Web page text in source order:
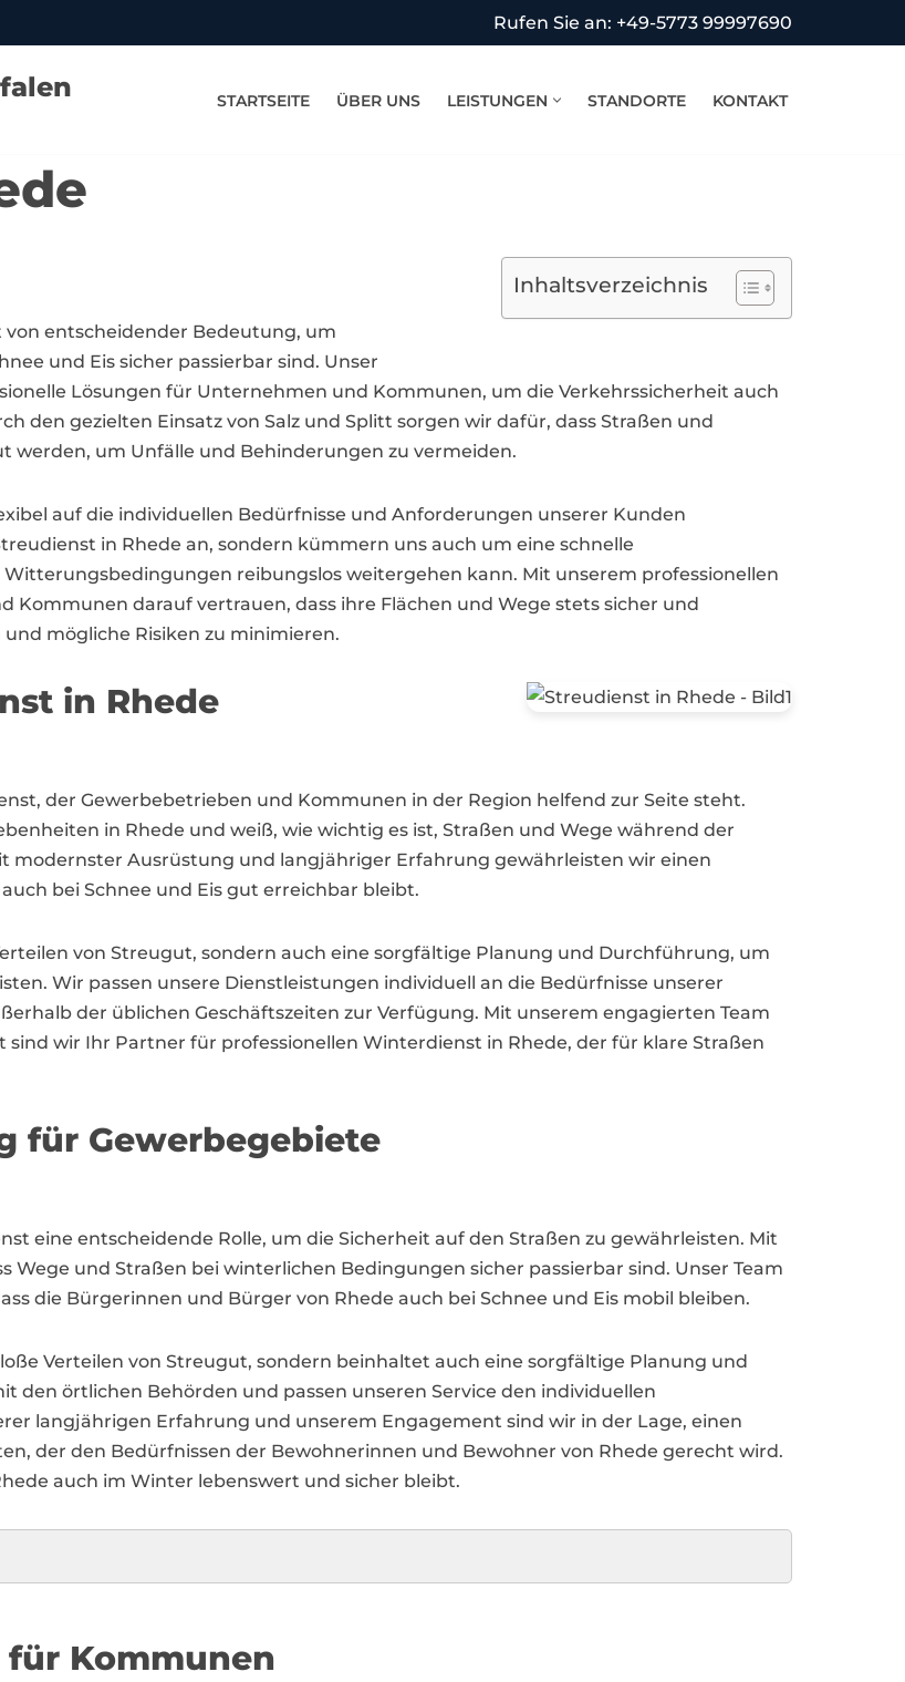
Rufen Sie an: +49-5773 99997690
STARTSEITE ÜBER UNS LEISTUNGEN STANDORTE KONTAKT
Inhaltsverzeichnis
entscheidender Bedeutung, um
und Eis sicher passierbar sind. Unser
Lösungen für Unternehmen und Kommunen, um die Verkehrssicherheit auch
den gezielten Einsatz von Salz und Splitt sorgen wir dafür, dass Straßen und
werden, um Unfälle und Behinderungen zu vermeiden.
auf die individuellen Bedürfnisse und Anforderungen unserer Kunden
in Rhede an, sondern kümmern uns auch um eine schnelle
reibungslos weitergehen kann. Mit unserem professionellen
darauf vertrauen, dass ihre Flächen und Wege stets sicher und
mögliche Risiken zu minimieren.
in Rhede
der Gewerbebetrieben und Kommunen in der Region helfend zur Seite steht.
in Rhede und weiß, wie wichtig es ist, Straßen und Wege während der
modernster Ausrüstung und langjähriger Erfahrung gewährleisten wir einen
bei Schnee und Eis gut erreichbar bleibt.
von Streugut, sondern auch eine sorgfältige Planung und Durchführung, um
Wir passen unsere Dienstleistungen individuell an die Bedürfnisse unserer
der üblichen Geschäftszeiten zur Verfügung. Mit unserem engagierten Team
wir Ihr Partner für professionellen Winterdienst in Rhede, der für klare Straßen
für Gewerbegebiete
eine entscheidende Rolle, um die Sicherheit auf den Straßen zu gewährleisten. Mit
Wege und Straßen bei winterlichen Bedingungen sicher passierbar sind. Unser Team
die Bürgerinnen und Bürger von Rhede auch bei Schnee und Eis mobil bleiben.
Verteilen von Streugut, sondern beinhaltet auch eine sorgfältige Planung und
den örtlichen Behörden und passen unseren Service den individuellen
langjährigen Erfahrung und unserem Engagement sind wir in der Lage, einen
der den Bedürfnissen der Bewohnerinnen und Bewohner von Rhede gerecht wird.
auch im Winter lebenswert und sicher bleibt.
Kommunen